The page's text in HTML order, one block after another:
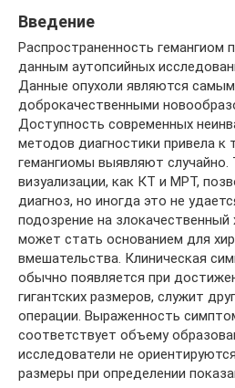
Введение
Распространенность гемангиом
данным аутопсийных
Данные опухоли являются
доброкачественными
Доступность современных
методов диагностики привела к
гемангиомы выявляют
визуализации, как КТ и МРТ,
диагноз, но иногда это не
подозрение на злокачественный
может стать основанием для
вмешательства. Клиническая
обычно появляется при
гигантских размеров, служит
операции. Выраженность
соответствует объему
исследователи не
размеры при определении